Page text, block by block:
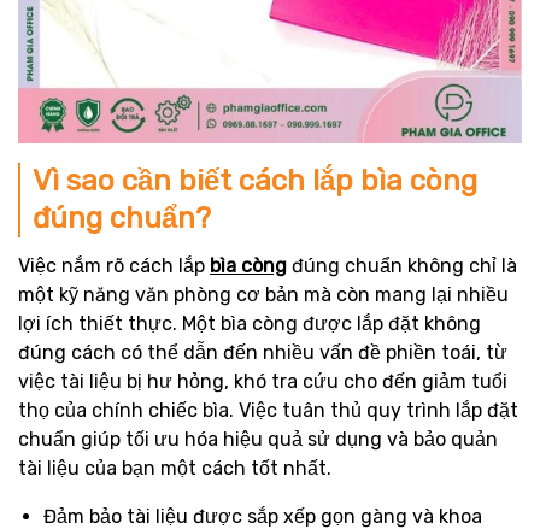
Vì sao cần biết cách lắp bìa còng
đúng chuẩn?
Việc nắm rõ cách lắp bìa còng đúng chuẩn không chỉ là
một kỹ năng văn phòng cơ bản mà còn mang lại nhiều
lợi ích thiết thực. Một bìa còng được lắp đặt không
đúng cách có thể dẫn đến nhiều vấn đề phiền toái, từ
việc tài liệu bị hư hỏng, khó tra cứu cho đến giảm tuổi
thọ của chính chiếc bìa. Việc tuân thủ quy trình lắp đặt
chuẩn giúp tối ưu hóa hiệu quả sử dụng và bảo quản
tài liệu của bạn một cách tốt nhất.
Đảm bảo tài liệu được sắp xếp gọn gàng và khoa